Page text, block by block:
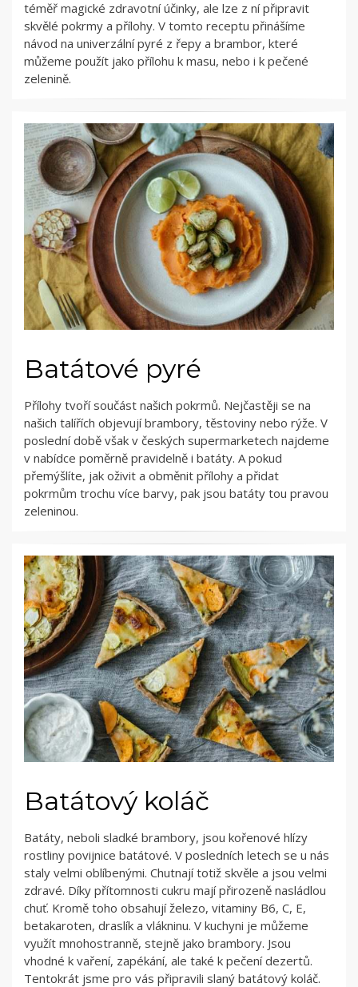
téměř magické zdravotní účinky, ale lze z ní připravit
skvělé pokrmy a přílohy. V tomto receptu přinášíme
návod na univerzální pyré z řepy a brambor, které
můžeme použít jako přílohu k masu, nebo i k pečené
zelenině.
Batátové pyré
Přílohy tvoří součást našich pokrmů. Nejčastěji se na
našich talířích objevují brambory, těstoviny nebo rýže. V
poslední době však v českých supermarketech najdeme
v nabídce poměrně pravidelně i batáty. A pokud
přemýšlíte, jak oživit a obměnit přílohy a přidat
pokrmům trochu více barvy, pak jsou batáty tou pravou
zeleninou.
Batátový koláč
Batáty, neboli sladké brambory, jsou kořenové hlízy
rostliny povijnice batátové. V posledních letech se u nás
staly velmi oblíbenými. Chutnají totiž skvěle a jsou velmi
zdravé. Díky přítomnosti cukru mají přirozeně nasládlou
chuť. Kromě toho obsahují železo, vitaminy B6, C, E,
betakaroten, draslík a vlákninu. V kuchyni je můžeme
využít mnohostranně, stejně jako brambory. Jsou
vhodné k vaření, zapékání, ale také k pečení dezertů.
Tentokrát jsme pro vás připravili slaný batátový koláč.